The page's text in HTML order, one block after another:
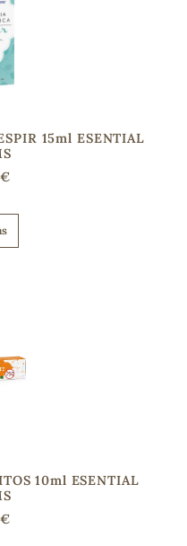
15ml ESENTIAL
€
10ml ESENTIAL
€